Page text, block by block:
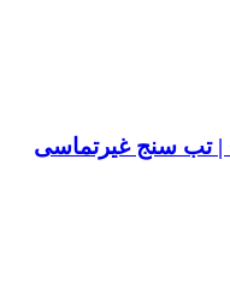
ترمومتر دیجیتالی لیزری GP-300 | تب سنج غیرتماسی